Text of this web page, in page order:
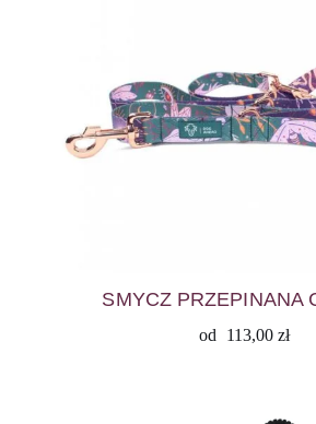
SMYCZ PRZEPINANA
od 113,00zł